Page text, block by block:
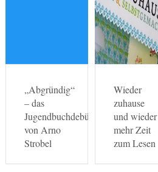
„Abgründig“
– das
Jugendbuchdebüt
von Arno
Strobel
Wieder
zuhause
und wieder
mehr Zeit
zum Lesen